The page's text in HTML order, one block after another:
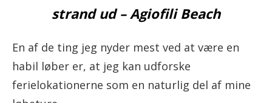
strand ud – Agiofili Beach
En af de ting jeg nyder mest ved at være en
habil løber er, at jeg kan udforske
ferielokationerne som en naturlig del af mine